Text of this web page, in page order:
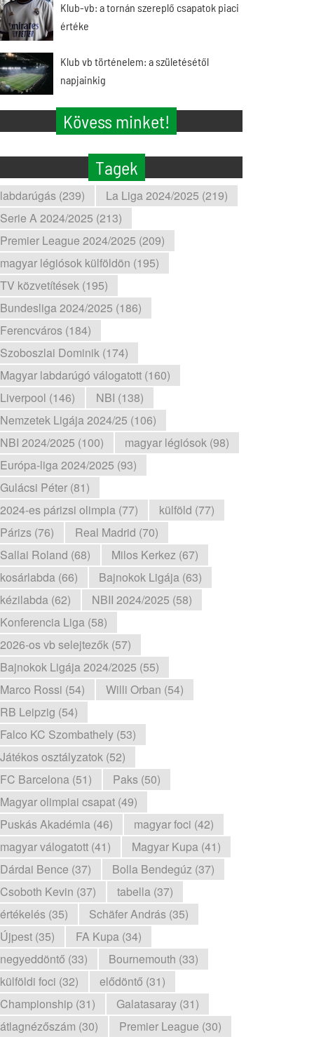
Klub-vb: a tornán szereplő csapatok piaci
értéke
Klub vb történelem: a születésétől
napjainkig
Kövess minket!
Tagek
labdarúgás (239)
La Liga 2024/2025 (219)
Serie A 2024/2025 (213)
Premier League 2024/2025 (209)
magyar légiósok külföldön (195)
TV közvetítések (195)
Bundesliga 2024/2025 (186)
Ferencváros (184)
Szoboszlai Dominik (174)
Magyar labdarúgó válogatott (160)
Liverpool (146)
NBI (138)
Nemzetek Ligája 2024/25 (106)
NBI 2024/2025 (100)
magyar légiósok (98)
Európa-liga 2024/2025 (93)
Gulácsi Péter (81)
2024-es párizsi olimpia (77)
külföld (77)
Párizs (76)
Real Madrid (70)
Sallai Roland (68)
Milos Kerkez (67)
kosárlabda (66)
Bajnokok Ligája (63)
kézilabda (62)
NBII 2024/2025 (58)
Konferencia Liga (58)
2026-os vb selejtezők (57)
Bajnokok Ligája 2024/2025 (55)
Marco Rossi (54)
Willi Orban (54)
RB Leipzig (54)
Falco KC Szombathely (53)
Játékos osztályzatok (52)
FC Barcelona (51)
Paks (50)
Magyar olimpiai csapat (49)
Puskás Akadémia (46)
magyar foci (42)
magyar válogatott (41)
Magyar Kupa (41)
Dárdai Bence (37)
Bolla Bendegúz (37)
Csoboth Kevin (37)
tabella (37)
értékelés (35)
Schäfer András (35)
Újpest (35)
FA Kupa (34)
negyeddöntő (33)
Bournemouth (33)
külföldi foci (32)
elődöntő (31)
Championship (31)
Galatasaray (31)
átlagnézőszám (30)
Premier League (30)